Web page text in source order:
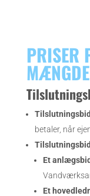
PRISER
betaler, når
Et
Et